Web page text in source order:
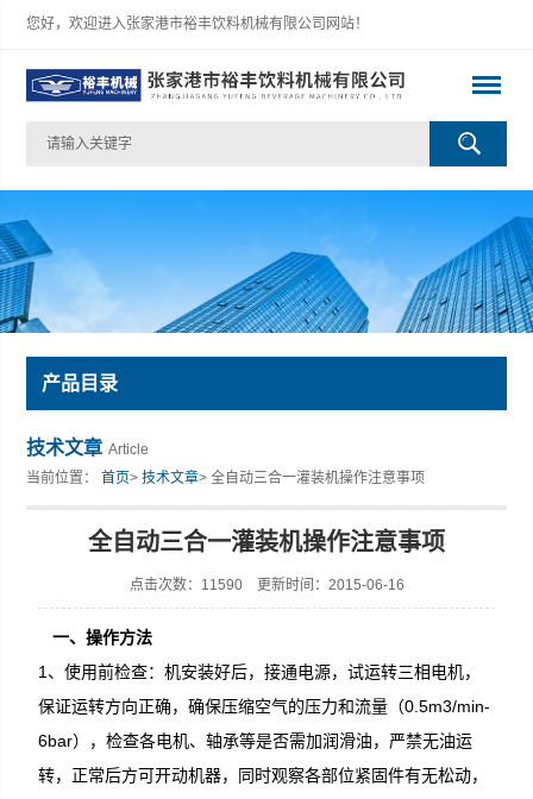
您好，欢迎进入张家港市裕丰饮料机械有限公司网站！
张家港市裕丰饮料机械有限公司
产品目录
技术文章 Article
当前位置：首页>技术文章> 全自动三合一灌装机操作注意事项
全自动三合一灌装机操作注意事项
点击次数：11590 更新时间：2015-06-16
一、操作方法
1、使用前检查：机安装好后，接通电源，试运转三相电机，
保证运转方向正确，确保压缩空气的压力和流量（0.5m3/min-
6bar），检查各电机、轴承等是否需加润滑油，严禁无油运
转，正常后方可开动机器，同时观察各部位紧固件有无松动，